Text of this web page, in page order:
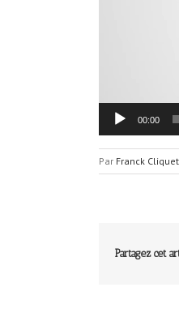
00:00
Par Franck
Partagez cet